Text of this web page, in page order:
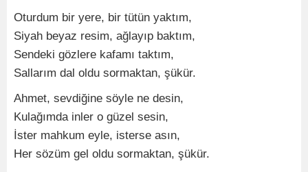
Oturdum bir yere, bir tütün yaktım,
Siyah beyaz resim, ağlayıp baktım,
Sendeki gözlere kafamı taktım,
Sallarım dal oldu sormaktan, şükür.
Ahmet, sevdiğine söyle ne desin,
Kulağımda inler o güzel sesin,
İster mahkum eyle, isterse asın,
Her sözüm gel oldu sormaktan, şükür.